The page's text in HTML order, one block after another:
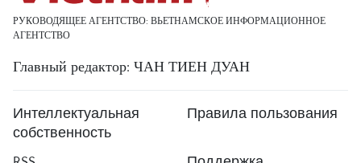
РУКОВОДЯЩЕЕ АГЕНТСТВО: ВЬЕТНАМСКОЕ ИНФОРМАЦИОННОЕ
АГЕНТСТВО
Главный редактор: ЧАН ТИЕН ДУАН
Интеллектуальная
собственность
Правила пользования